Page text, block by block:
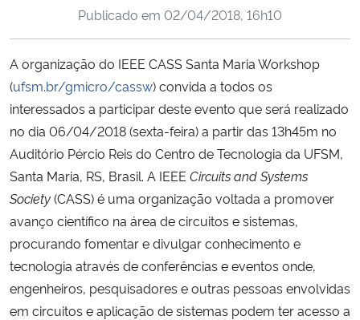
Ministério da Cidadania
Ministério de Minas e Energia
Ministério da Ciência, Tecnologia, Inovações e Comunicações
Ministério do Meio Ambiente
Ministério do Turismo
Ministério do Desenvolvimento Regional
Controladoria-Geral da União
Publicado em 02/04/2018, 16h10
A organização do IEEE CASS Santa Maria Workshop
(ufsm.br/gmicro/cassw) convida a todos os
interessados a participar deste evento que será realizado
no dia 06/04/2018 (sexta-feira) a partir das 13h45m no
Auditório Pércio Reis do Centro de Tecnologia da UFSM,
Santa Maria, RS, Brasil. A IEEE Circuits and Systems
Society(CASS) é uma organização voltada a promover
avanço científico na área de circuitos e sistemas,
procurando fomentar e divulgar conhecimento e
tecnologia através de conferências e eventos onde,
engenheiros, pesquisadores e outras pessoas envolvidas
em circuitos e aplicação de sistemas podem ter acesso a